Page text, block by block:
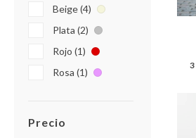
Beige (4)
Plata (2)
Rojo (1)
Rosa (1)
Precio
3